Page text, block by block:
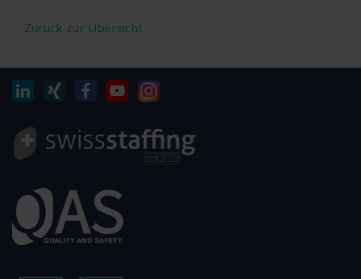
Zurück zur Übersicht